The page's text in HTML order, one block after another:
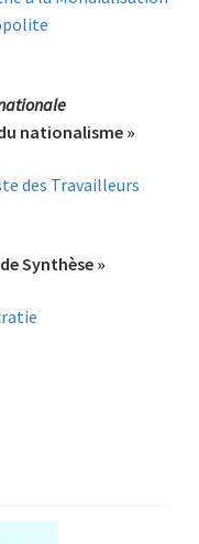
nationalisme »
des Travailleurs
Synthèse »